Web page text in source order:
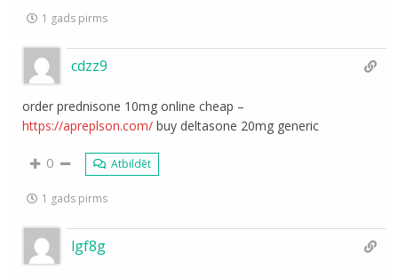
1 gads pirms
cdzz9
order prednisone 10mg online cheap –
https://apreplson.com/ buy deltasone 20mg generic
0 Atbildēt
1 gads pirms
lgf8g